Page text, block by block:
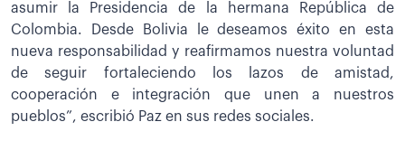
asumir la Presidencia de la hermana República de
Colombia. Desde Bolivia le deseamos éxito en esta
nueva responsabilidad y reafirmamos nuestra voluntad
de seguir fortaleciendo los lazos de amistad,
cooperación e integración que unen a nuestros
pueblos”, escribió Paz en sus redes sociales.